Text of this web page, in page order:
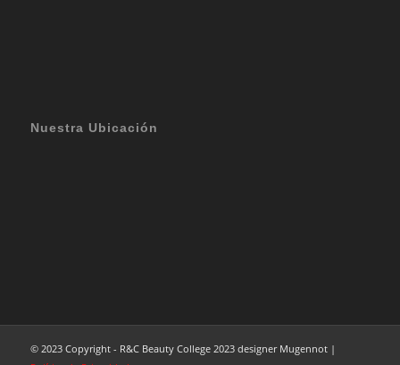
Nuestra Ubicación
© 2023 Copyright - R&C Beauty College 2023 designer Mugennot |